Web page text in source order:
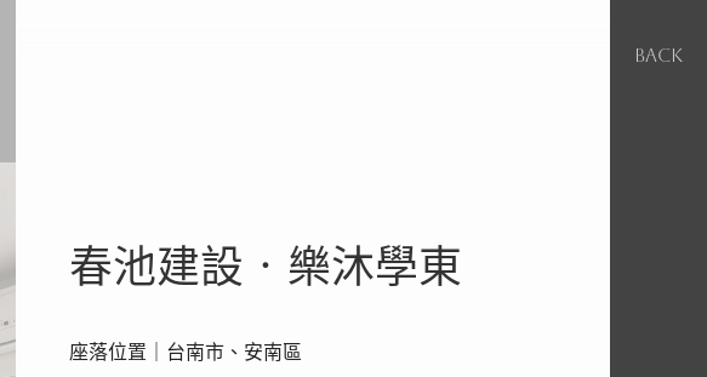
BACK
春池建設‧樂沐學東
座落位置｜台南市、安南區